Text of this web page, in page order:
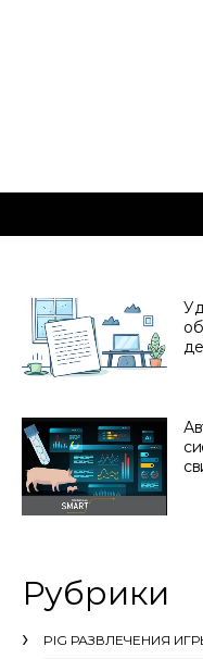
Рубрики
PIG РАЗВЛЕЧЕНИЯ